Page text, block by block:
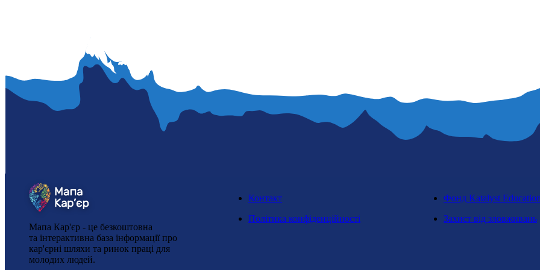
Мапа Кар'єр - це безкоштовна
та інтерактивна база інформації про
кар'єрні шляхи та ринок праці для
молодих людей.
Контакт
Політика конфіденційності
Фонд Katalyst Education
Захист від зловживань